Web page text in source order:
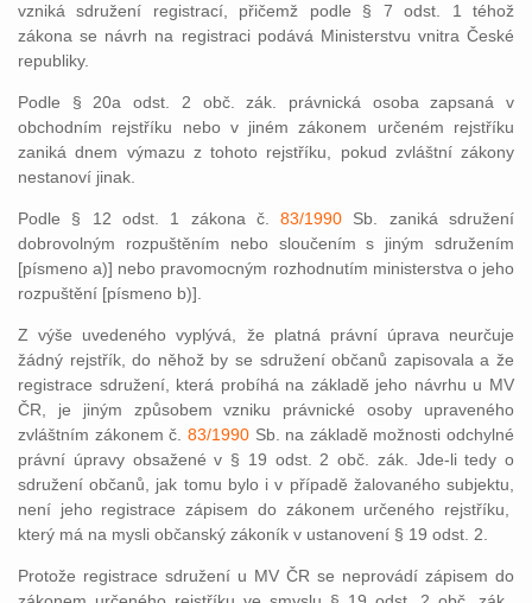
vzniká sdružení registrací, přičemž podle § 7 odst. 1 téhož
zákona se návrh na registraci podává Ministerstvu vnitra České
republiky.
Podle § 20a odst. 2 obč. zák. právnická osoba zapsaná v
obchodním rejstříku nebo v jiném zákonem určeném rejstříku
zaniká dnem výmazu z tohoto rejstříku, pokud zvláštní zákony
nestanoví jinak.
Podle § 12 odst. 1 zákona č.83/1990 Sb. zaniká sdružení
dobrovolným rozpuštěním nebo sloučením s jiným sdružením
[písmeno a)] nebo pravomocným rozhodnutím ministerstva o jeho
rozpuštění [písmeno b)].
Z výše uvedeného vyplývá, že platná právní úprava neurčuje
žádný rejstřík, do něhož by se sdružení občanů zapisovala a že
registrace sdružení, která probíhá na základě jeho návrhu u MV
ČR, je jiným způsobem vzniku právnické osoby upraveného
zvláštním zákonem č. 83/1990Sb. na základě možnosti odchylné
právní úpravy obsažené v § 19 odst. 2 obč. zák. Jde-li tedy o
sdružení občanů, jak tomu bylo i v případě žalovaného subjektu,
není jeho registrace zápisem do zákonem určeného rejstříku,
který má na mysli občanský zákoník v ustanovení § 19 odst. 2.
Protože registrace sdružení u MV ČR se neprovádí zápisem do